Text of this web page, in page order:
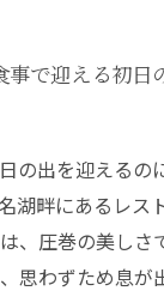
事で迎える初日
の出を迎えるの
湖畔にあるレス
、圧巻の美しさ
思わずため息が